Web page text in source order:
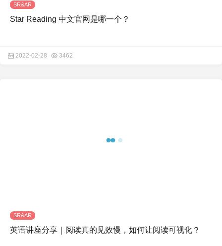
SR&AR
Star Reading 中文官网是哪一个？
2022-02-28 3462
SR&AR
英语讲座分享｜阅读真的见效慢，如何让阅读可视化？